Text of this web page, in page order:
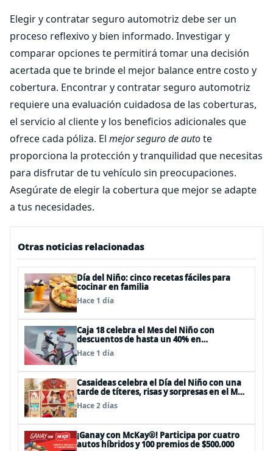
Elegir y contratar seguro automotriz debe ser un
proceso reflexivo y bien informado. Investigar y
comparar opciones te permitirá tomar una decisión
acertada que te brinde el mejor balance entre costo y
cobertura. Encontrar y contratar seguro automotriz
requiere una evaluación cuidadosa de las coberturas,
el servicio al cliente y los beneficios adicionales que
ofrece cada póliza. El mejor seguro de autote
proporciona la protección y tranquilidad que necesitas
para disfrutar de tu vehículo sin preocupaciones.
Asegúrate de elegir la cobertura que mejor se adapte
a tus necesidades.
Otras noticias relacionadas
Día del Niño: cinco recetas fáciles para
cocinar en familia
Hace 1 día
Caja 18 celebra el Mes del Niño con
descuentos de hasta un 40% en
panoramas, cine, shows y streaming
Hace 1 día
Casaideas celebra el Día del Niño con una
tarde de títeres, risas y sorpresas en el Mall
Plaza Vespucio
Hace 2 días
¡Ganay con McKay®! Participa por cuatro
autos híbridos y 100 premios de $500.000